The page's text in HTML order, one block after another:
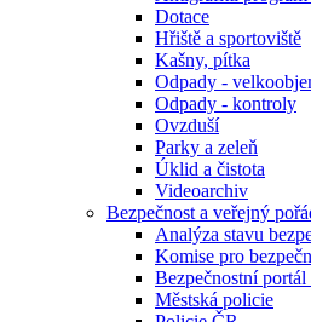
Dotace
Hřiště a sportoviště
Kašny, pítka
Odpady -
Odpady - kontroly
Ovzduší
Parky a zeleň
Úklid a čistota
Videoarchiv
Bezpečnost a veřejný
Analýza stavu
Komise pro
Bezpečnostní portál
Městská policie